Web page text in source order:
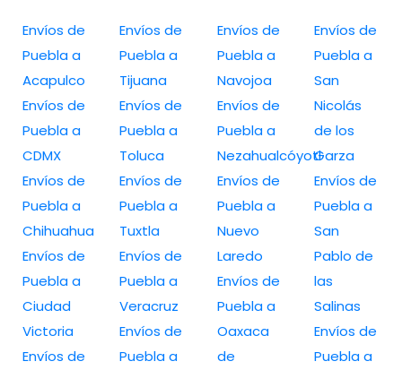
Envíos de
Puebla a
Acapulco
Envíos de
Puebla a
CDMX
Envíos de
Puebla a
Chihuahua
Envíos de
Puebla a
Ciudad
Victoria
Envíos de
Envíos de
Puebla a
Tijuana
Envíos de
Puebla a
Toluca
Envíos de
Puebla a
Tuxtla
Envíos de
Puebla a
Veracruz
Envíos de
Puebla a
Envíos de
Puebla a
Navojoa
Envíos de
Puebla a
Nezahualcóyotl
Envíos de
Puebla a
Nuevo
Laredo
Envíos de
Puebla a
Oaxaca
de
Envíos de
Puebla a
San
Nicolás
de los
Garza
Envíos de
Puebla a
San
Pablo de
las
Salinas
Envíos de
Puebla a